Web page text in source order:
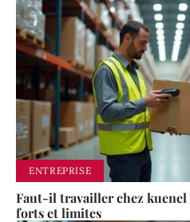
ENTREPRISE
Faut-il travailler chez kuenel
forts et limites